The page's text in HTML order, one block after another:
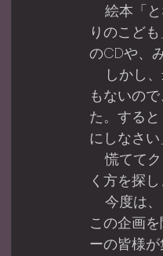
りのこど
のCDや、
もないの
た。する
にしなさ
    慌ててクリスチャンの皆様に呼びかけて献金をしていただき、スポンサーになっていただ
く方を探し
この企画
ーの皆様が